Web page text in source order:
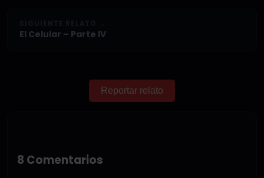
El Celular – Parte IV
Reportar relato
8 Comentarios